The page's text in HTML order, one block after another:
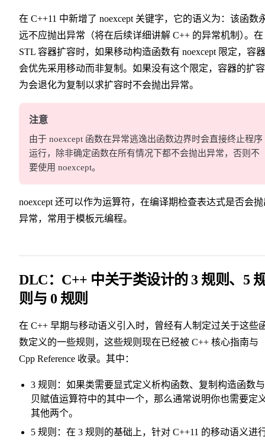
在 C++11 中新增了 noexcept 关键字，它的语义为：该函数
远不应抛出异常（将在后续详细讲解 C++ 的异常机制 ）
。 在
STL 容器扩容时，如果移动构造函数有 noexcept 限定，容器
会优先采用移动而非复制。如果没有这个限定，容器的扩
为会退化为复制以求扩容时不会抛出异常。
注意
由于 noexcept 函数在异常逃逸出函数边界时会直接终止程序
运行，除非确定函数在所有情况下都不会抛出异常，否则不
要使用 noexcept。
noexcept 还可以作为运算符，在编译期检查表达式是否会
异常，常用于模板元编程。
DLC：C++ 中关于类设计的 3 规则、5
则与 0 规则
在 C++ 早期与移动语义引入时，曾经有人制定过关于这些
数定义的一些规则，这些规则现在已经被 C++ 核心指南与
Cpp Reference 收录。其中：
3 规则：如果类需要显式定义析构函数、复制构造函数
贝赋值运算符中的其中一个，那么通常说明你也需要定
其他两个。
5 规则：在 3 规则的基础上，针对 C++11 的移动语义进